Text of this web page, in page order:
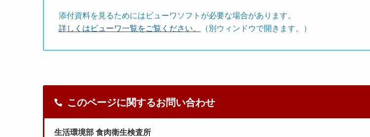
添付資料を見るためにはビューワソフトが必要な場合があります。
詳しくはビューワ一覧をご覧ください。
（別ウィンドウで開きます。）
このページに関するお問い合わせ
生活環境部 食肉衛生検査所